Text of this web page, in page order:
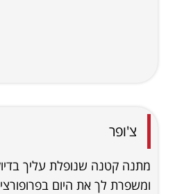
צ'ופר
מתנה קטנה שנופלת עליך
ומשפרת לך את היום